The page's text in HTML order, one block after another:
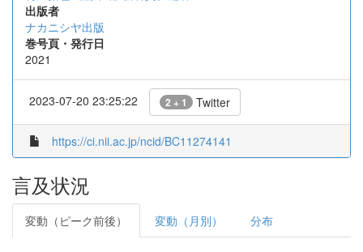
出版者
ナカニシヤ出版
巻号頁・発行日
2021
2023-07-20 23:25:22 2 + 1 Twitter
https://ci.nii.ac.jp/ncid/BC11274141
言及状況
変動（ピーク前後） 変動（月別） 分布